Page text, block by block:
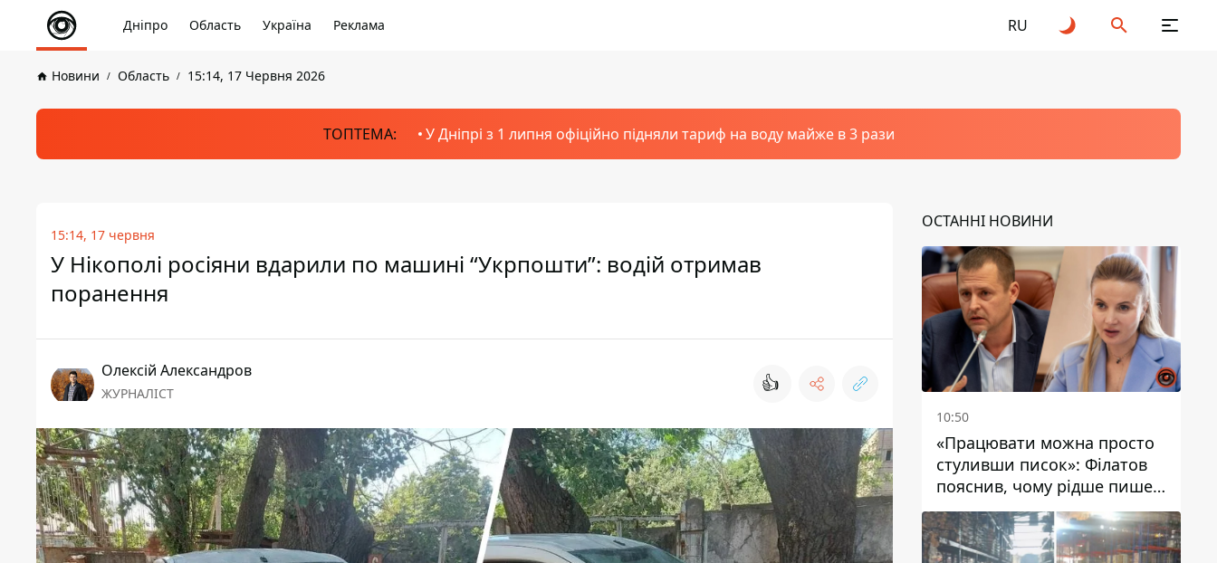
Дніпро Область Україна Реклама RU
Новини Область 15:14, 17 Червня 2026
ТОПТЕМА: У Дніпрі з 1 липня офіційно підняли тариф на воду майже в 3 рази
15:14, 17 червня
У Нікополі росіяни вдарили по машині “Укрпошти”: водій отримав
поранення
Олексій Александров
ЖУРНАЛІСТ 👍
ОСТАННІ НОВИНИ
10:50
«Працювати можна просто
стуливши писок»: Філатов
пояснив, чому рідше пише у
соцмережах та
розкритикував медійність
чиновників